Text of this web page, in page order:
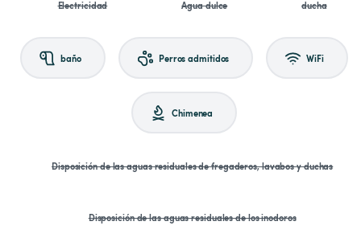
Electricidad Agua dulce ducha
baño Perros admitidos WiFi
Chimenea
Disposición de las aguas residuales de fregaderos, lavabos y duchas
Disposición de las aguas residuales de los inodoros